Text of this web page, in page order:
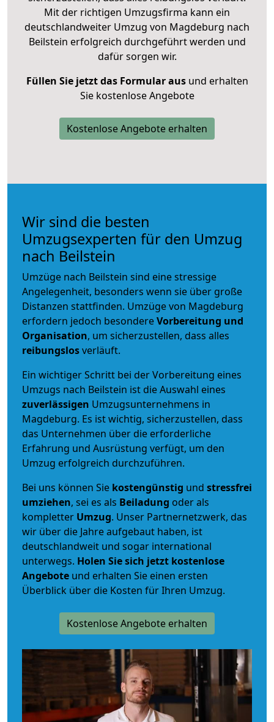
Mit der richtigen Umzugsfirma kann ein
deutschlandweiter Umzug von Magdeburg nach
Beilstein erfolgreich durchgeführt werden und
dafür sorgen wir.
Füllen Sie jetzt das Formular ausund erhalten
Sie kostenlose Angebote
Kostenlose Angebote erhalten
Wir sind die besten
Umzugsexperten für den Umzug
nach Beilstein
Umzüge nach Beilstein sind eine stressige
Angelegenheit, besonders wenn sie über große
Distanzen stattfinden. Umzüge von Magdeburg
erfordern jedoch besondereVorbereitung und
Organisation, um sicherzustellen, dass alles
reibungslosverläuft.
Ein wichtiger Schritt bei der Vorbereitung eines
Umzugs nach Beilstein ist die Auswahl eines
zuverlässigen Umzugsunternehmens in
Magdeburg. Es ist wichtig, sicherzustellen, dass
das Unternehmen über die erforderliche
Erfahrung und Ausrüstung verfügt, um den
Umzug erfolgreich durchzuführen.
Bei uns können Sie kostengünstig und stressfrei
umziehen, sei es als Beiladung oder als
kompletter Umzug. Unser Partnernetzwerk, das
wir über die Jahre aufgebaut haben, ist
deutschlandweit und sogar international
unterwegs. Holen Sie sich jetzt kostenlose
Angebote und erhalten Sie einen ersten
Überblick über die Kosten für Ihren Umzug.
Kostenlose Angebote erhalten